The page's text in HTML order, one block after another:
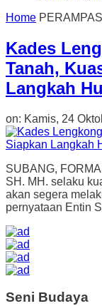
Home
Kades
Tanah,
Langkah
on: Kamis, 24
SUBANG,
SH. MH. selaku
akan segera
pernyataan Entin
Seni Budaya